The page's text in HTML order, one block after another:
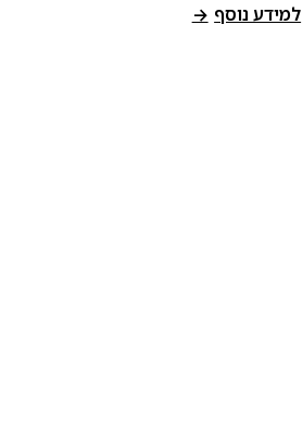
למידע נוסף →